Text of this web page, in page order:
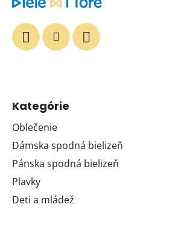
Kategórie
Oblečenie
Dámska spodná bielizeň
Pánska spodná bielizeň
Plavky
Deti a mládež